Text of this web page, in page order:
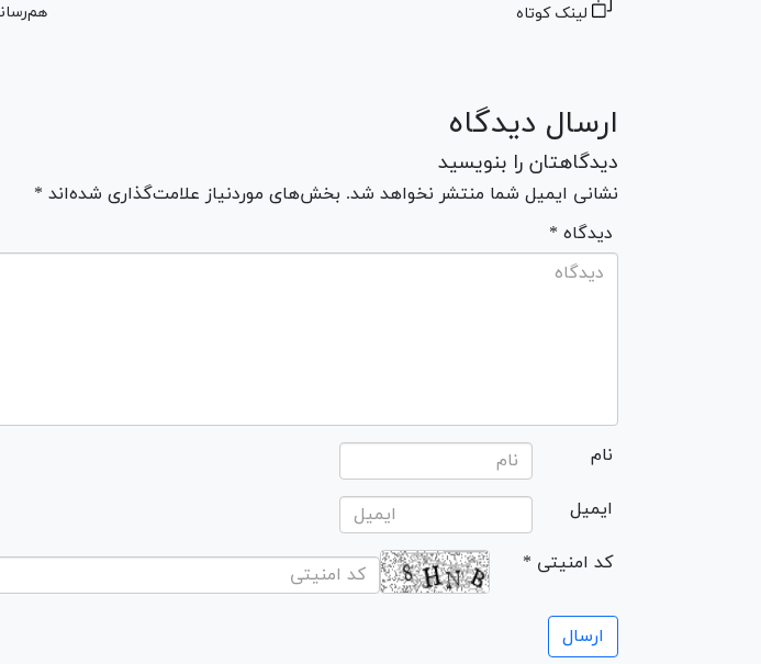
لینک کوتاه
ارسال دیدگاه
دیدگاهتان را بنویسید
نشانی ایمیل شما منتشر نخواهد شد. بخش‌های موردنیاز علامت‌گذاری شده‌اند *
* دیدگاه
نام
ایمیل
* کد امنیتی